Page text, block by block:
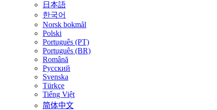
日本語
한국어
Norsk bokmål
Polski
Português (PT)
Português (BR)
Română
Русский
Svenska
Türkçe
Tiếng Việt
简体中文